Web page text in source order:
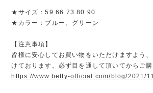
★サイズ：59 66 73 80 90
★カラー：ブルー、グリーン
【注意事項】
皆様に安心してお買い物をいただけますよう
けております。必ず目を通して頂いてからご
https://www.betty-official.com/blog/2021/